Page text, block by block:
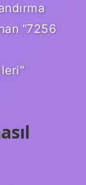
“7256